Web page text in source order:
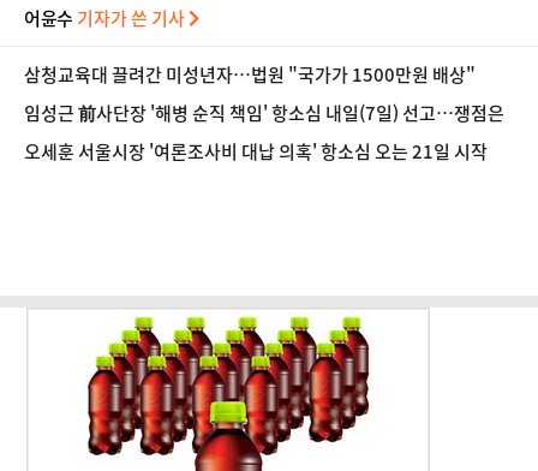
어윤수 기자가 쓴 기사
삼청교육대 끌려간 미성년자…법원 "국가가 1500만원 배상"
임성근 前사단장 '해병 순직 책임' 항소심 내일(7일) 선고…쟁점은
오세훈 서울시장 '여론조사비 대납 의혹' 항소심 오는 21일 시작